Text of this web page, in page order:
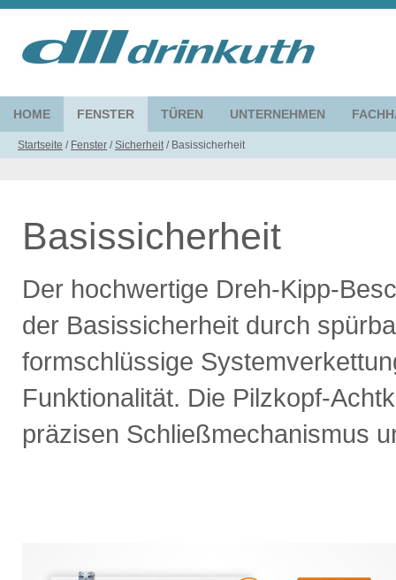
HOME FENSTER TÜREN UNTERNEHMEN
Startseite / Fenster /Sicherheit/ Basissicherheit
Basissicherheit
Der hochwertige Dreh-Kipp-
der Basissicherheit durch
formschlüssige
Funktionalität. Die Pilzkopf-
präzisen Schließmechanismus